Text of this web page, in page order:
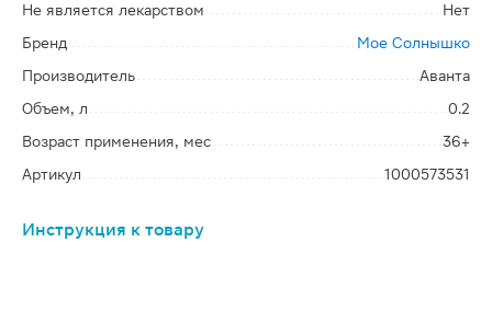
Не является лекарством
Нет
Бренд
Мое Солнышко
Производитель
Аванта
Объем, л
0.2
Возраст применения, мес
36+
Артикул
1000573531
Инструкция к товару